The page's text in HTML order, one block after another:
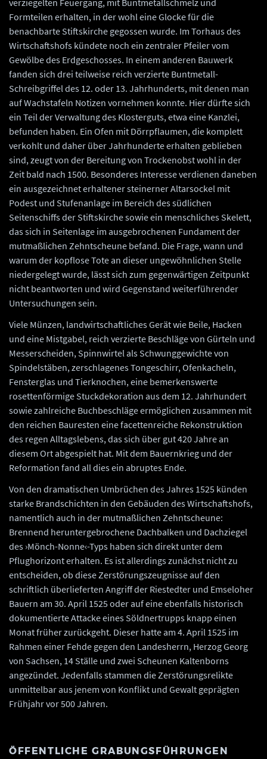
verziegelten Feuergang, mit Buntmetallschmelz und
Formteilen erhalten, in der wohl eine Glocke für die
benachbarte Stiftskirche gegossen wurde. Im Torhaus des
Wirtschaftshofs kündete noch ein zentraler Pfeiler vom
Gewölbe des Erdgeschosses. In einem anderen Bauwerk
fanden sich drei teilweise reich verzierte Buntmetall-
Schreibgriffel des 12. oder 13. Jahrhunderts, mit denen man
auf Wachstafeln Notizen vornehmen konnte. Hier dürfte sich
ein Teil der Verwaltung des Klosterguts, etwa eine Kanzlei,
befunden haben. Ein Ofen mit Dörrpflaumen, die komplett
verkohlt und daher über Jahrhunderte erhalten geblieben
sind, zeugt von der Bereitung von Trockenobst wohl in der
Zeit bald nach 1500. Besonderes Interesse verdienen daneben
ein ausgezeichnet erhaltener steinerner Altarsockel mit
Podest und Stufenanlage im Bereich des südlichen
Seitenschiffs der Stiftskirche sowie ein menschliches Skelett,
das sich in Seitenlage im ausgebrochenen Fundament der
mutmaßlichen Zehntscheune befand. Die Frage, wann und
warum der kopflose Tote an dieser ungewöhnlichen Stelle
niedergelegt wurde, lässt sich zum gegenwärtigen Zeitpunkt
nicht beantworten und wird Gegenstand weiterführender
Untersuchungen sein.
Viele Münzen, landwirtschaftliches Gerät wie Beile, Hacken
und eine Mistgabel, reich verzierte Beschläge von Gürteln und
Messerscheiden, Spinnwirtel als Schwunggewichte von
Spindelstäben, zerschlagenes Tongeschirr, Ofenkacheln,
Fensterglas und Tierknochen, eine bemerkenswerte
rosettenförmige Stuckdekoration aus dem 12. Jahrhundert
sowie zahlreiche Buchbeschläge ermöglichen zusammen mit
den reichen Bauresten eine facettenreiche Rekonstruktion
des regen Alltagslebens, das sich über gut 420 Jahre an
diesem Ort abgespielt hat. Mit dem Bauernkrieg und der
Reformation fand all dies ein abruptes Ende.
Von den dramatischen Umbrüchen des Jahres 1525 künden
starke Brandschichten in den Gebäuden des Wirtschaftshofs,
namentlich auch in der mutmaßlichen Zehntscheune:
Brennend heruntergebrochene Dachbalken und Dachziegel
des ›Mönch-Nonne‹-Typs haben sich direkt unter dem
Pflughorizont erhalten. Es ist allerdings zunächst nicht zu
entscheiden, ob diese Zerstörungszeugnisse auf den
schriftlich überlieferten Angriff der Riestedter und Emseloher
Bauern am 30. April 1525 oder auf eine ebenfalls historisch
dokumentierte Attacke eines Söldnertrupps knapp einen
Monat früher zurückgeht. Dieser hatte am 4. April 1525 im
Rahmen einer Fehde gegen den Landesherrn, Herzog Georg
von Sachsen, 14 Ställe und zwei Scheunen Kaltenborns
angezündet. Jedenfalls stammen die Zerstörungsrelikte
unmittelbar aus jenem von Konflikt und Gewalt geprägten
Frühjahr vor 500 Jahren.
ÖFFENTLICHE GRABUNGSFÜHRUNGEN